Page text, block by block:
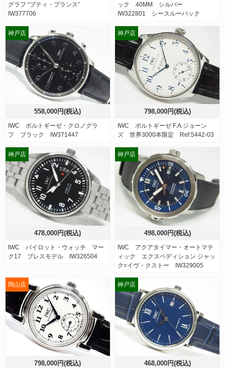
グラフ “プティ・プランス”
IW377706
ック 40MM シルバー
IW322801 シースルーバック
558,000円(税込)
IWC ポルトギーゼ・クロノグラ
フ ブラック IW371447
神戸店
798,000円(税込)
IWC ポルトギーゼ F.A.ジョーン
ズ 世界3000本限定 Ref.5442-03
神戸店
478,000円(税込)
IWC パイロット・ウォッチ マー
ク17 ブレスモデル IW326504
神戸店
498,000円(税込)
IWC アクアタイマー・オートマテ
ィック エクスペディション ジャッ
ク=イヴ・クストー IW329005
神戸店
798,000円(税込)
岡山店
468,000円(税込)
神戸店